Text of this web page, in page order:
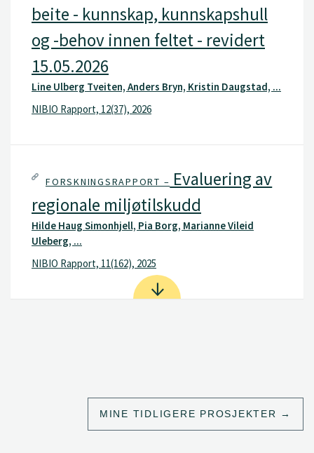
beite - kunnskap, kunnskapshull
og -behov innen feltet - revidert
15.05.2026
Line Ulberg Tveiten, Anders Bryn, Kristin Daugstad, ...
NIBIO Rapport, 12(37), 2026
FORSKNINGSRAPPORT – Evaluering av
regionale miljøtilskudd
Hilde Haug Simonhjell, Pia Borg, Marianne Vileid
Uleberg, ...
NIBIO Rapport, 11(162), 2025
MINE TIDLIGERE PROSJEKTER